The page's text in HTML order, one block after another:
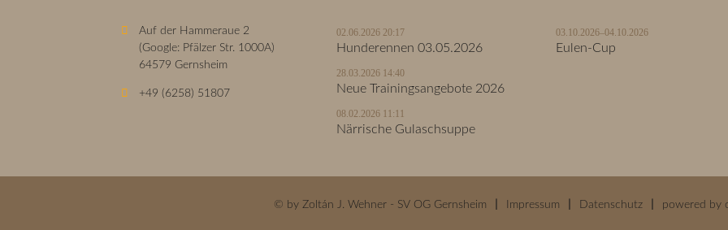
Auf der Hammeraue 2
(Google: Pfälzer Str. 1000A)
64579 Gernsheim
+49 (6258) 51807
02.06.2026 20:17
Hunderennen 03.05.2026
28.03.2026 14:40
Neue Trainingsangebote 2026
08.02.2026 11:11
Närrische Gulaschsuppe
03.10.2026–04.10.2026
Eulen-Cup
© by Zoltán J. Wehner - SV OG Gernsheim Impressum Datenschutz powered by